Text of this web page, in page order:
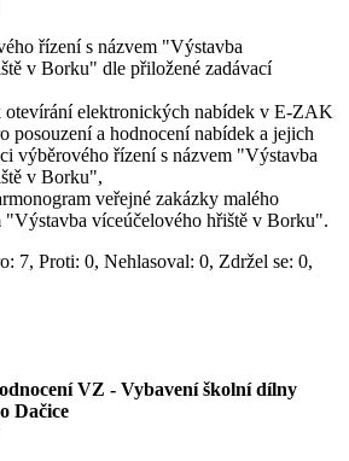
řízení s názvem "Výstavba
v Borku" dle přiložené zadávací
otevírání elektronických nabídek v E-ZAK
posouzení a hodnocení nabídek a jejich
výběrového řízení s názvem "Výstavba
v Borku",
veřejné zakázky malého
"Výstavba víceúčelového hřiště v Borku".
7, Proti: 0, Nehlasoval: 0, Zdržel se: 0,
VZ - Vybavení školní dílny
Dačice